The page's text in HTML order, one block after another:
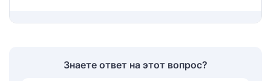
Знаете ответ на этот вопрос?